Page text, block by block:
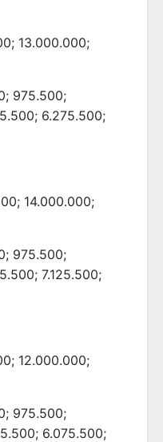
13.000.000;
975.500;
6.275.500;
14.000.000;
975.500;
7.125.500;
12.000.000;
975.500;
6.075.500;